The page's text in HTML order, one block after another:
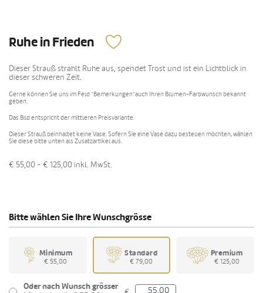
Ruhe in Frieden
Dieser Strauß strahlt Ruhe aus, spendet Trost und ist ein Lichtblick in
dieser schweren Zeit.
Gerne können Sie uns im Feld "Bemerkungen"auch Ihren Blumen-Farbwunsch bekannt
geben.
Das Bild entspricht der mittleren Preisvariante.
Dieser Strauß beinhaltet keine Vase. Sofern Sie eine Vase dazu bestellen möchten, wählen
Sie diese bitte unten als Zusatzartikel aus.
€ 55,00 - € 125,00 inkl. MwSt.
Bitte wählen Sie Ihre Wunschgrösse
Minimum
€ 55,00
Standard
€ 79,00
Premium
€ 125,00
Oder nach Wunsch grösser